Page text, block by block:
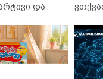
საშიში
და